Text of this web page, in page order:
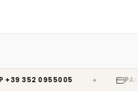
352 0955005 ✦